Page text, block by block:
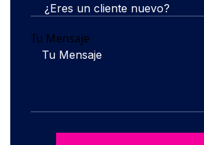
Tu Mensaje